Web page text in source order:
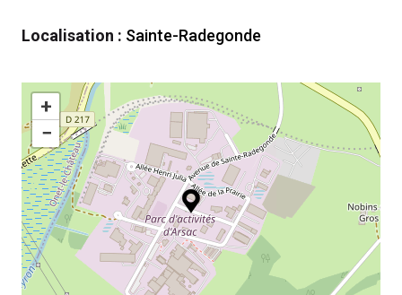
Localisation : Sainte-Radegonde
+
−